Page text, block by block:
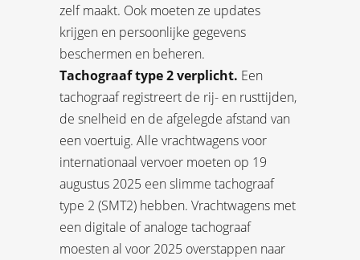
zelf maakt. Ook moeten ze updates
krijgen en persoonlijke gegevens
beschermen en beheren.
Tachograaf type 2 verplicht. Een
tachograaf registreert de rij- en rusttijden,
de snelheid en de afgelegde afstand van
een voertuig. Alle vrachtwagens voor
internationaal vervoer moeten op 19
augustus 2025 een slimme tachograaf
type 2 (SMT2) hebben. Vrachtwagens met
een digitale of analoge tachograaf
moesten al voor 2025 overstappen naar